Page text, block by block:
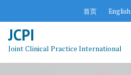
content
首页 English
JCPI
Joint Clinical Practice International